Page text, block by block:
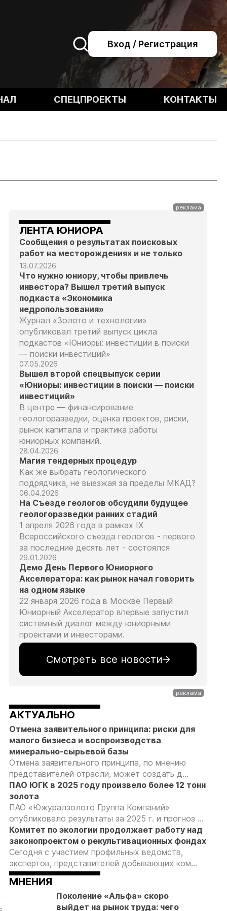
Вход / Регистрация
СПЕЦПРОЕКТЫ КОНТАКТЫ
ЛЕНТА ЮНИОРА
Сообщения о результатах поисковых
работ на месторождениях и не только
13.07.2026
Что нужно юниору, чтобы привлечь
инвестора? Вышел третий выпуск
подкаста «Экономика
недропользования»
Журнал «Золото и технологии»
опубликовал третий выпуск цикла
подкастов «Юниоры: инвестиции в поиски
— поиски инвестиций»
07.05.2026
Вышел второй спецвыпуск серии
«Юниоры: инвестиции в поиски — поиски
инвестиций»
В центре — финансирование
геологоразведки, оценка проектов, риски,
рынок капитала и практика работы
юниорных компаний.
28.04.2026
Магия тендерных процедур
Как же выбрать геологического
подрядчика, не выезжая за пределы МКАД?
06.04.2026
На Съезде геологов обсудили будущее
геологоразведки ранних стадий
1 апреля 2026 года в рамках IX
Всероссийского съезда геологов - первого
за последние десять лет - состоялся
29.01.2026
Демо День Первого Юниорного
Акселератора: как рынок начал говорить
на одном языке
22 января 2026 года в Москве Первый
Юниорный Акселератор впервые запустил
системный диалог между юниорными
проектами и инвесторами.
Смотреть все новости
АКТУАЛЬНО
Отмена заявительного принципа: риски для
малого бизнеса и воспроизводства
минерально-сырьевой базы
Отмена заявительного принципа, по мнению
представителей отрасли, может создать д...
ПАО ЮГК в 2025 году произвело более 12 тонн
золота
ПАО «Южуралзолото Группа Компаний»
опубликовало результаты за 2025 г. и прогноз ...
Комитет по экологии продолжает работу над
законопроектом о рекультивационных фондах
Сегодня с участием профильных ведомств,
экспертов, представителей добывающих ком...
МНЕНИЯ
Поколение «Альфа» скоро
выйдет на рынок труда: чего